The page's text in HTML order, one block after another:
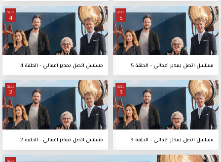
حلقة
5
مسلسل اتصل بمدير اعمالي - الحلقة 5
حلقة
4
مسلسل اتصل بمدير اعمالي - الحلقة 4
حلقة
3
مسلسل اتصل بمدير اعمالي - الحلقة 3
حلقة
2
مسلسل اتصل بمدير اعمالي - الحلقة 2